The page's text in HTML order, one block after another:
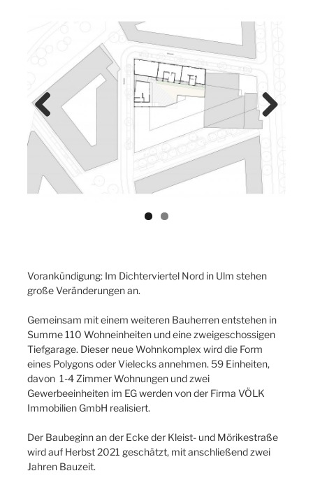
Previ
ous
Next
Vorankündigung: Im Dichterviertel Nord in Ulm stehen
große Veränderungen an.
Gemeinsam mit einem weiteren Bauherren entstehen in
Summe 110 Wohneinheiten und eine zweigeschossigen
Tiefgarage. Dieser neue Wohnkomplex wird die Form
eines Polygons oder Vielecks annehmen. 59 Einheiten,
davon 1-4 Zimmer Wohnungen und zwei
Gewerbeeinheiten im EG werden von der Firma VÖLK
Immobilien GmbH realisiert.
Der Baubeginn an der Ecke der Kleist- und Mörikestraße
wird auf Herbst 2021 geschätzt, mit anschließend zwei
Jahren Bauzeit.